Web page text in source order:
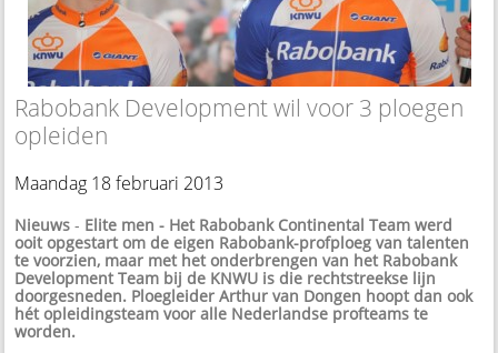
Rabobank Development wil voor 3 ploegen
opleiden
Maandag 18 februari 2013
Nieuws - Elite men - Het Rabobank Continental Team werd
ooit opgestart om de eigen Rabobank-profploeg van talenten
te voorzien, maar met het onderbrengen van het Rabobank
Development Team bij de KNWU is die rechtstreekse lijn
doorgesneden. Ploegleider Arthur van Dongen hoopt dan ook
hét opleidingsteam voor alle Nederlandse profteams te
worden.